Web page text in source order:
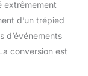
extrêmement
d’un trépied
d’événements
conversion est